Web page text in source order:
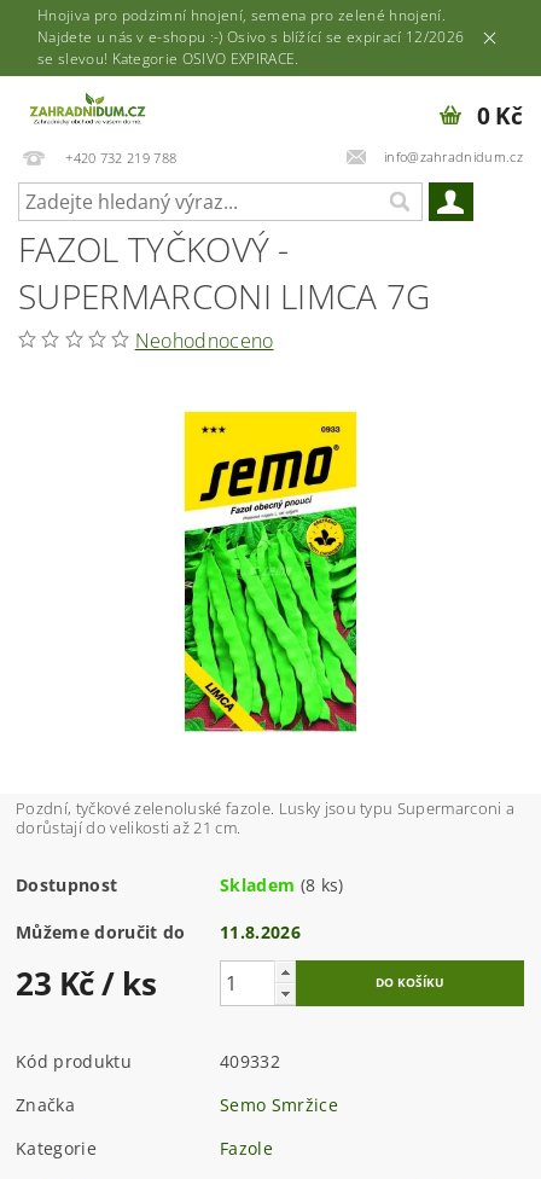
Hnojiva pro podzimní hnojení, semena pro zelené hnojení.
Najdete u nás v e-shopu :-) Osivo s blížící se expirací 12/2026
se slevou! Kategorie OSIVO EXPIRACE.
+420 732 219 788 info@zahradnidum.cz
0 Kč
FAZOL TYČKOVÝ -
SUPERMARCONI LIMCA 7G
Neohodnoceno
Pozdní, tyčkové zelenoluské fazole. Lusky jsou typu Supermarconi a
dorůstají do velikosti až 21 cm.
Dostupnost Skladem (8 ks)
Můžeme doručit do 11.8.2026
23 Kč/ ks
Kód produktu
409332
Značka
Semo Smržice
Kategorie
Fazole